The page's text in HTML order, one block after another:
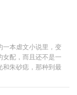
一本虐文小说里，变
女配，而且还不是一
朱砂痣，那种到最
会崩塌姜琪任务也
走完剧情。第二必须